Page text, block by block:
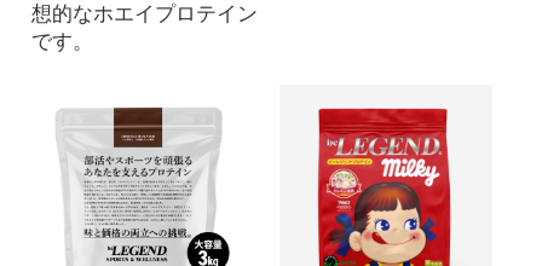
想的なホエイプロテイン
です。